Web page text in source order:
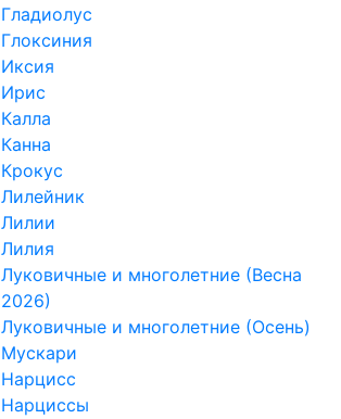
Гладиолус
Глоксиния
Иксия
Ирис
Калла
Канна
Крокус
Лилейник
Лилии
Лилия
Луковичные и многолетние (Весна
2026)
Луковичные и многолетние (Осень)
Мускари
Нарцисс
Нарциссы